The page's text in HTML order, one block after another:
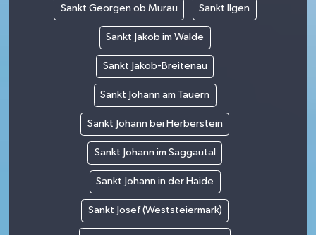
Sankt Georgen ob Murau Sankt Ilgen
Sankt Jakob im Walde
Sankt Jakob-Breitenau
Sankt Johann am Tauern
Sankt Johann bei Herberstein
Sankt Johann im Saggautal
Sankt Johann in der Haide
Sankt Josef (Weststeiermark)